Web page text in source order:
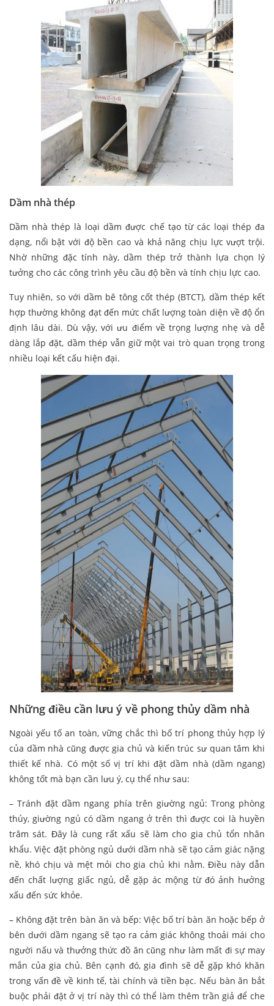
Dầm nhà thép
Dầm nhà thép là loại dầm được chế tạo từ các loại thép đa
dạng, nổi bật với độ bền cao và khả năng chịu lực vượt trội.
Nhờ những đặc tính này, dầm thép trở thành lựa chọn lý
tưởng cho các công trình yêu cầu độ bền và tính chịu lực cao.
Tuy nhiên, so với dầm bê tông cốt thép (BTCT), dầm thép kết
hợp thường không đạt đến mức chất lượng toàn diện về độ ổn
định lâu dài. Dù vậy, với ưu điểm về trọng lượng nhẹ và dễ
dàng lắp đặt, dầm thép vẫn giữ một vai trò quan trọng trong
nhiều loại kết cấu hiện đại.
Những điều cần lưu ý về phong thủy dầm nhà
Ngoài yếu tố an toàn, vững chắc thì bố trí phong thủy hợp lý
của dầm nhà cũng được gia chủ và kiến trúc sư quan tâm khi
thiết kế nhà. Có một số vị trí khi đặt dầm nhà (dầm ngang)
không tốt mà bạn cần lưu ý, cụ thể như sau:
– Tránh đặt dầm ngang phía trên giường ngủ: Trong phòng
thủy, giường ngủ có dầm ngang ở trên thì được coi là huyền
trâm sát. Đây là cung rất xấu sẽ làm cho gia chủ tổn nhân
khẩu. Việc đặt phòng ngủ dưới dầm nhà sẽ tạo cảm giác nặng
nề, khó chịu và mệt mỏi cho gia chủ khi nằm. Điều này dẫn
đến chất lượng giấc ngủ, dễ gặp ác mộng từ đó ảnh hưởng
xấu đến sức khỏe.
– Không đặt trên bàn ăn và bếp: Việc bố trí bàn ăn hoặc bếp ở
bên dưới dầm ngang sẽ tạo ra cảm giác không thoải mái cho
người nấu và thưởng thức đồ ăn cũng như làm mất đi sự may
mắn của gia chủ. Bên cạnh đó, gia đình sẽ dễ gặp khó khăn
trong vấn đề về kinh tế, tài chính và tiền bạc. Nếu bàn ăn bắt
buộc phải đặt ở vị trí này thì có thể làm thêm trần giả để che